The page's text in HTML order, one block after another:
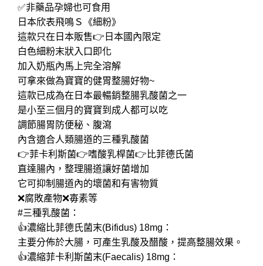
✅非藥品孕婦也可食用
日本欣表飛鳴Ｓ《細粉》
這款只在日本販售👉日本國內限定
白色細粉末狀入口即化
加入奶瓶內馬上完全溶解
可拿來做為寶寶的健胃整腸好物~
這款已成為在日本最暢銷整腸乳酸菌之一
是小至三個月的寶寶到成人都可以吃
調節腸胃防便秘、腹瀉
內含適合人類腸道的三種乳酸菌
👉菲卡利斯菌👉嗜酸乳桿菌👉比菲德氏菌
直達腸內，整理腸道讓好菌增加
它可抑制腸道內的壞菌和有害物質
❌腐敗產物❌毐素等
#三種乳酸菌：
👍濃縮比菲德氏菌末(Bifidus) 18mg：
主要分佈於大腸，可產生乳酸及醋酸，提高整腸效果。
👍濃縮菲卡利斯菌末(Faecalis) 18mg：